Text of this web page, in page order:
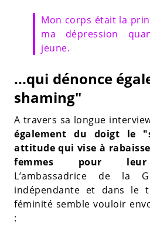
Mon corps était la
ma dépression
jeune.
...qui dénonce
shaming"
A travers sa longue
également du doigt le
attitude qui vise à
femmes pour leur
L’ambassadrice de la
indépendante et dans le
féminité semble vouloir
: